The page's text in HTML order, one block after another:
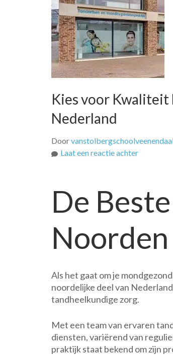
Kies voor Kwaliteit
Nederland
Door
Laat een reactie achterop
bij
Tandarts
in
het
van
Nederland
De
Noorden
Als het gaat om je
noordelijke deel van
tandheelkundige zorg.
Met een team van ervaren
diensten, variërend van
praktijk staat bekend om zijn